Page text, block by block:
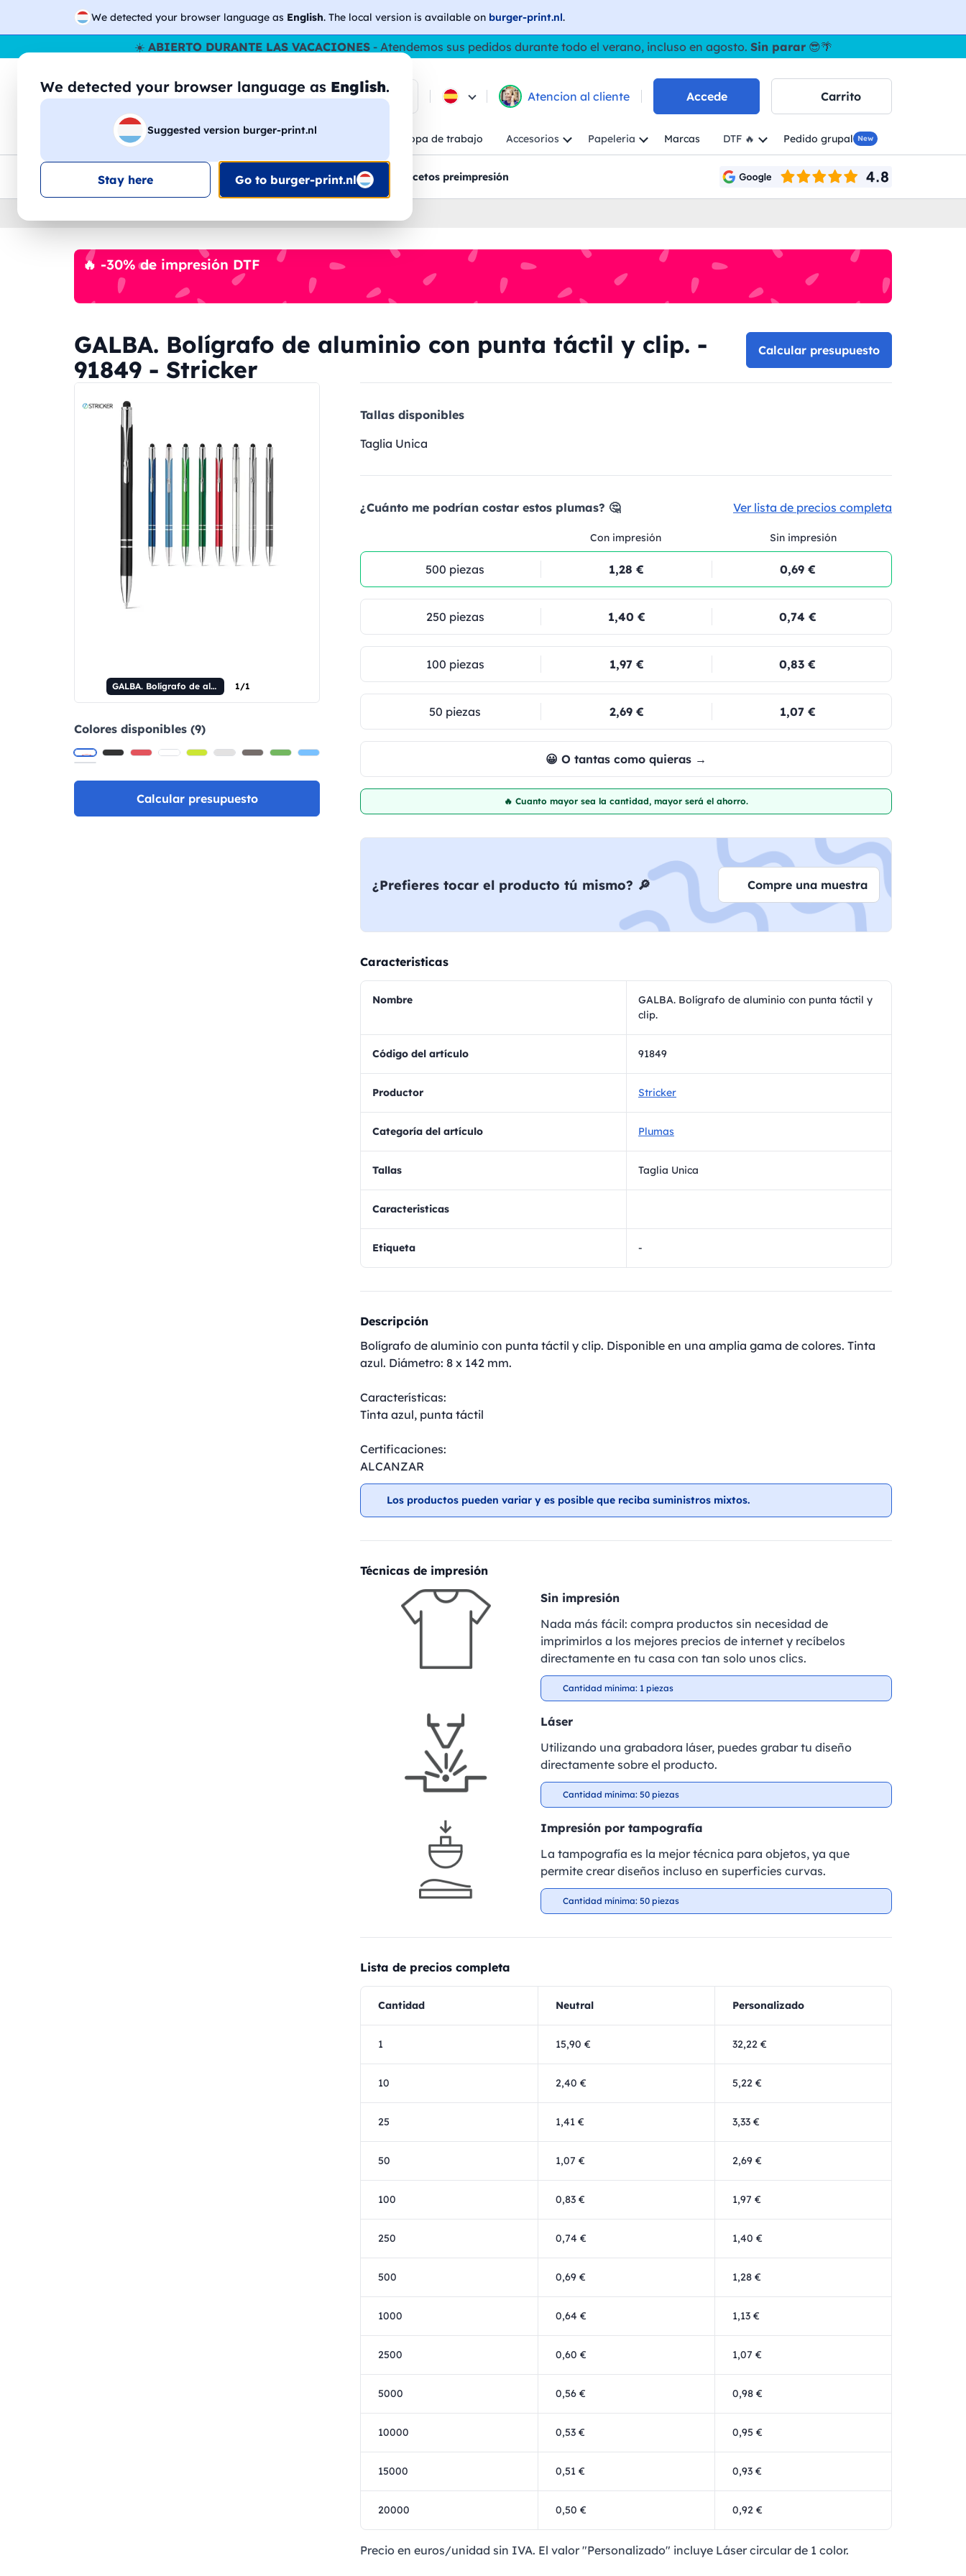
We detected your browser language as English. The local version is available on burger-print.nl.
We detected your browser language as English.
Suggested version burger-print.nl
Stay here Go to burger-print.nl
☀️ ABIERTO DURANTE LAS VACACIONES- Atendemos sus pedidos durante todo el verano, incluso en agosto. Sin parar😎🌴
🔎 Buscar entre los productos Atencion al cliente Accede Carrito
Camisetas Sudaderas Hombre Ropa de trabajo Accesorios Papeleria Marcas DTF 🔥 Pedido grupal New
Envio en toda la UE Descuento por volumenAtencion al cliente Bocetos preimpresión
🔥 -30% de impresión DTF
GALBA. Bolígrafo de aluminio con punta táctil y clip. -
91849 - Stricker
Calcular presupuesto
GALBA. Bolígrafo de aluminio con punta táctil y clip. 1/1
Colores disponibles (9)
Calcular presupuesto
Tallas disponibles
Taglia Unica
¿Cuánto me podrían costar estos plumas? 🤔 Ver lista de precios completa
Con impresión Sin impresión
500 piezas 1,28 € 0,69 €
250 piezas 1,40 € 0,74 €
100 piezas 1,97 € 0,83 €
50 piezas 2,69 € 1,07 €
😀 O tantas como quieras →
🔥 Cuanto mayor sea la cantidad, mayor será el ahorro.
¿Prefieres tocar el producto tú mismo? 🔎 Compre una muestra
Caracteristicas
Nombre
GALBA. Bolígrafo de aluminio con punta táctil y
clip.
Código del artículo 91849
Productor Stricker
Categoría del artículo Plumas
Tallas Taglia Unica
Caracteristicas
Etiqueta -
Descripción
Bolígrafo de aluminio con punta táctil y clip. Disponible en una amplia gama de colores. Tinta
azul. Diámetro: 8 x 142 mm.
Características:
Tinta azul, punta táctil
Certificaciones:
ALCANZAR
Los productos pueden variar y es posible que reciba suministros mixtos.
Técnicas de impresión
Sin impresión
Nada más fácil: compra productos sin necesidad de
imprimirlos a los mejores precios de internet y recíbelos
directamente en tu casa con tan solo unos clics.
Cantidad mínima: 1 piezas
Láser
Utilizando una grabadora láser, puedes grabar tu diseño
directamente sobre el producto.
Cantidad mínima: 50 piezas
Impresión por tampografía
La tampografía es la mejor técnica para objetos, ya que
permite crear diseños incluso en superficies curvas.
Cantidad mínima: 50 piezas
Lista de precios completa
Cantidad Neutral Personalizado
1 15,90 € 32,22 €
10 2,40 € 5,22 €
25 1,41 € 3,33 €
50 1,07 € 2,69 €
100 0,83 € 1,97 €
250 0,74 € 1,40 €
500 0,69 € 1,28 €
1000 0,64 € 1,13 €
2500 0,60 € 1,07 €
5000 0,56 € 0,98 €
10000 0,53 € 0,95 €
15000 0,51 € 0,93 €
20000 0,50 € 0,92 €
Precio en euros/unidad sin IVA. El valor "Personalizado" incluye Láser circular de 1 color.